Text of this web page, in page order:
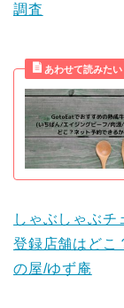
調査
しゃぶしゃぶチ
登録店舗はどこ
の屋/ゆず庵